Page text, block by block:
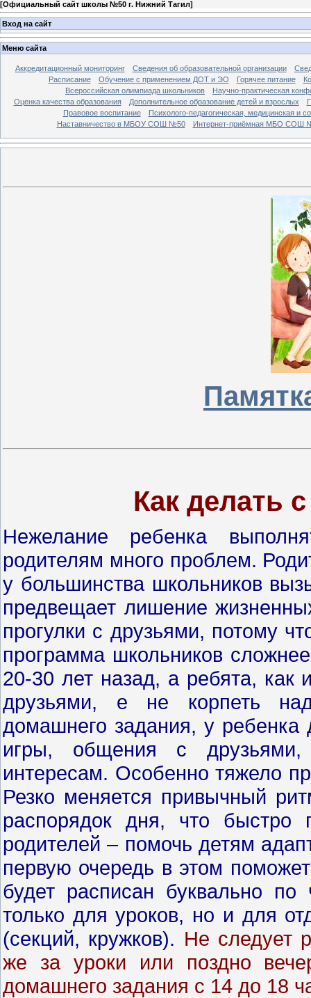
[Официальный сайт школы №50 г. Нижний Тагил]
Вход на сайт
Меню сайта
Аккредитационный мониторинг Сведения об образовательной организации
Расписание
Обучение с применением ДОТ и ЭО Горячее питание
Всероссийская олимпиада школьников
Научно-практическая
Оценка качества образования
Дополнительное образование детей и взрослых
Правовое воспитание
Психолого-педагогическая, медицинская и
Наставничество в МБОУ СОШ №50
Интернет-приёмная МБО СОШ
Как делать
Нежелание ребенка
родителям много проблем.
у большинства школьников
предвещает лишение
прогулки с друзьями, потому
программа школьников
20-30 лет назад, а ребята, как
друзьями, е не корпеть
домашнего задания, у ребенка
игры, общения с
интересам. Особенно тяжело
Резко меняется привычный
распорядок дня, что
родителей – помочь детям
первую очередь в этом
будет расписан буквально
только для уроков, но и для
(секций, кружков). Не следует
же за уроки или поздно
домашнего задания с 14 до 18